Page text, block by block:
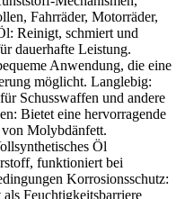
Fahrräder, Motorräder,
Reinigt, schmiert und
dauerhafte Leistung.
Anwendung, die eine
möglicht. Langlebig:
Schusswaffen und andere
Bietet eine hervorragende
Molybdänfett.
Öl
funktioniert bei
Korrosionsschutz:
Feuchtigkeitsbarriere